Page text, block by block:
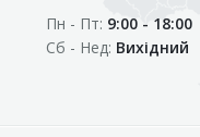
«Цент»
Пн - Пт: 9:00 - 18:00
Сб - Нед: Вихідний